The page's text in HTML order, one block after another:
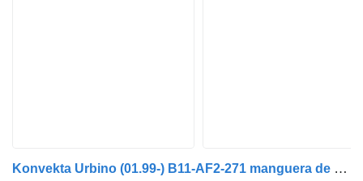
Konvekta Urbino (01.99-) B11-AF2-271 manguera de aire acondicionado para Solaris Urbino, Alpino, Vacanza (1999-) autobús